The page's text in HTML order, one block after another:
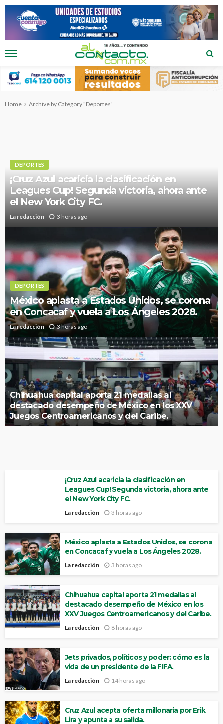
Home Archive by Category "Deportes"
DEPORTES
¡Cruz Azul acaricia la clasificación en
Leagues Cup! Segunda victoria, ahora ante
el New York City FC.
La redacción 3 horas ago
DEPORTES
México aplasta a Estados Unidos, se corona
en Concacaf y vuela a Los Ángeles 2028.
La redacción 3 horas ago
Chihuahua capital aporta 21 medallas al
destacado desempeño de México en los XXV
Juegos Centroamericanos y del Caribe.
¡Cruz Azul acaricia la clasificación en
Leagues Cup! Segunda victoria, ahora ante
el New York City FC.
La redacción 3 horas ago
México aplasta a Estados Unidos, se corona
en Concacaf y vuela a Los Ángeles 2028.
La redacción 3 horas ago
Chihuahua capital aporta 21 medallas al
destacado desempeño de México en los
XXV Juegos Centroamericanos y del Caribe.
La redacción 8 horas ago
Jets privados, políticos y poder: cómo es la
vida de un presidente de la FIFA.
La redacción 14 horas ago
Cruz Azul acepta oferta millonaria por Erik
Lira y apunta a su salida.